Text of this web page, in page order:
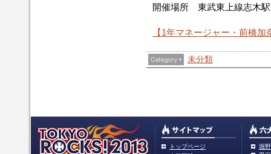
開催場所 東武東上線志木
【1年マネージャー・前橋
未分類
トップページ
堀